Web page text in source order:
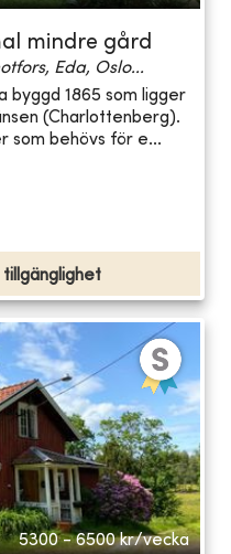
mindre gård
Eda, Oslo...
byggd 1865 som ligger
(Charlottenberg).
som behövs för e...
5300 - 6500 kr/vecka